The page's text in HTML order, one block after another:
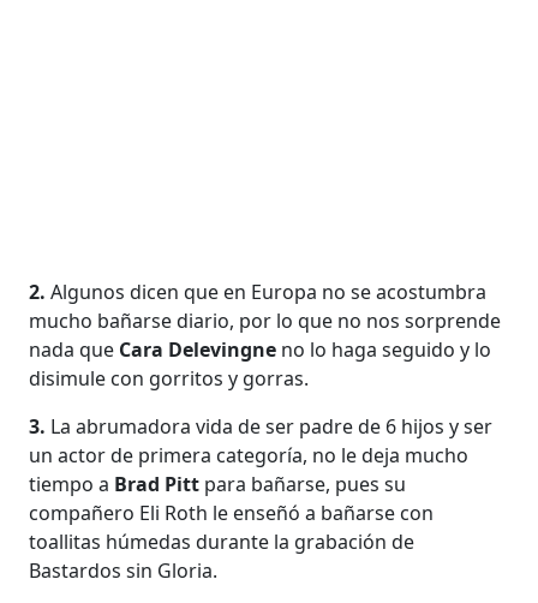
2. Algunos dicen que en Europa no se acostumbra
mucho bañarse diario, por lo que no nos sorprende
nada que Cara Delevingne no lo haga seguido y lo
disimule con gorritos y gorras.
3. La abrumadora vida de ser padre de 6 hijos y ser
un actor de primera categoría, no le deja mucho
tiempo a Brad Pitt para bañarse, pues su
compañero Eli Roth le enseñó a bañarse con
toallitas húmedas durante la grabación de
Bastardos sin Gloria.